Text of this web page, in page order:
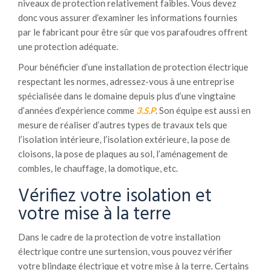
niveaux de protection relativement faibles. Vous devez
donc vous assurer d’examiner les informations fournies
par le fabricant pour être sûr que vos parafoudres offrent
une protection adéquate.
Pour bénéficier d’une installation de protection électrique
respectant les normes, adressez-vous à une entreprise
spécialisée dans le domaine depuis plus d’une vingtaine
d’années d’expérience comme 3.S.P. Son équipe est aussi en
mesure deréaliserd’autres types de travaux tels que
l’isolation intérieure, l’isolation extérieure, la pose de
cloisons, la pose de plaques au sol, l’aménagement de
combles, le chauffage, la domotique, etc.
Vérifiez votre isolation et
votre mise à la terre
Dans le cadre de la protection de votre installation
électrique contre une surtension, vous pouvez vérifier
votre blindage électrique et votre mise à la terre. Certains